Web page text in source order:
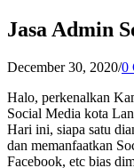
Jasa Admin
December 30, 2020/0
Halo, perkenalkan
Social Media kota
Hari ini, siapa satu
dan memanfaatkan
Facebook, etc bias